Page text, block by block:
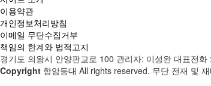
이용약관
개인정보처리방침
이메일 무단수집거부
책임의 한계와 법적고지
경기도 의왕시 안양판교로 100 관리자: 이성완 대표전
Copyright 항암등대 All rights reserved. 무단 전재 및